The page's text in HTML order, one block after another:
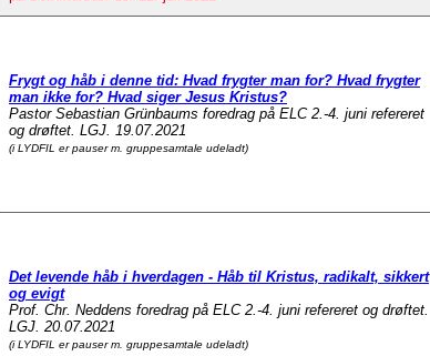
Frygt og håb i denne tid: Hvad frygter man for? Hvad frygter
man ikke for? Hvad siger Jesus Kristus?
Pastor Sebastian Grünbaums foredrag på ELC 2.-4. juni refereret
og drøftet. LGJ. 19.07.2021
(i LYDFIL er pauser m. gruppesamtale udeladt)
Det levende håb i hverdagen - Håb til Kristus, radikalt, sikkert
og evigt
Prof. Chr. Neddens foredrag på ELC 2.-4. juni refereret og drøftet.
LGJ. 20.07.2021
(i LYDFIL er pauser m. gruppesamtale udeladt)